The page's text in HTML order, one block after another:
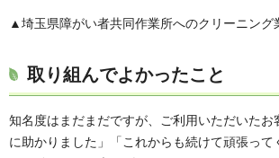
▲埼玉県障がい者共同作業所へのクリーニング
取り組んでよかったこと
知名度はまだまだですが、ご利用いただいたお
に助かりました」「これからも続けて頑張って